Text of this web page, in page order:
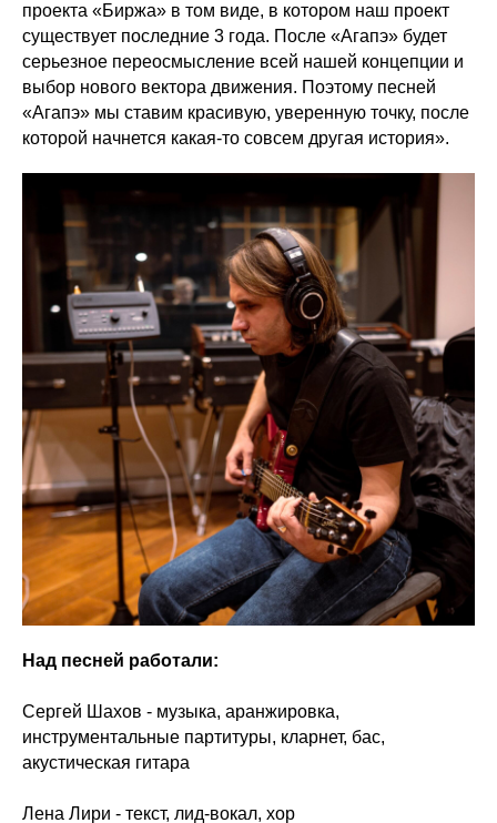
проекта «Биржа» в том виде, в котором наш проект
существует последние 3 года. После «Агапэ» будет
серьезное переосмысление всей нашей концепции и
выбор нового вектора движения. Поэтому песней
«Агапэ» мы ставим красивую, уверенную точку, после
которой начнется какая-то совсем другая история».
Над песней работали:
Сергей Шахов - музыка, аранжировка,
инструментальные партитуры, кларнет, бас,
акустическая гитара
Лена Лири - текст, лид-вокал, хор